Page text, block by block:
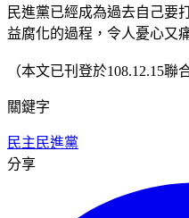
民進黨已經成為過去自己要
益腐化的過程，令人憂心又
（本文已刊登於108.12.15聯
關鍵字
民主 民進黨
分享